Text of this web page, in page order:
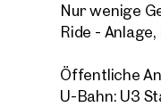
Nur wenige
Ride -
Öffentliche
U-Bahn: U3